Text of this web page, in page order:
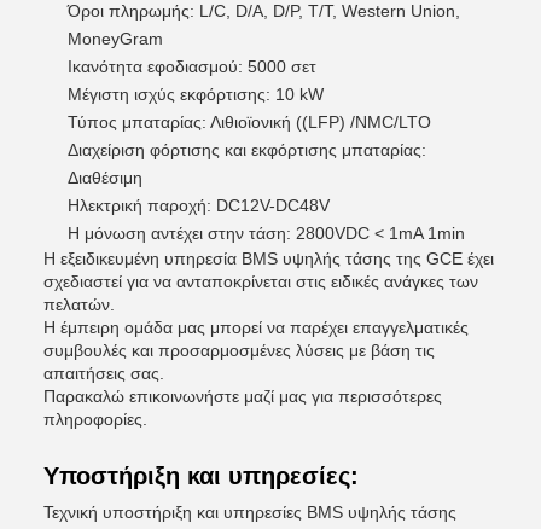
Όροι πληρωμής: L/C, D/A, D/P, T/T, Western Union,
MoneyGram
Ικανότητα εφοδιασμού: 5000 σετ
Μέγιστη ισχύς εκφόρτισης: 10 kW
Τύπος μπαταρίας: Λιθιοϊονική ((LFP) /NMC/LTO
Διαχείριση φόρτισης και εκφόρτισης μπαταρίας:
Διαθέσιμη
Ηλεκτρική παροχή: DC12V-DC48V
Η μόνωση αντέχει στην τάση: 2800VDC < 1mA 1min
Η εξειδικευμένη υπηρεσία BMS υψηλής τάσης της GCE έχει
σχεδιαστεί για να ανταποκρίνεται στις ειδικές ανάγκες των
πελατών.
Η έμπειρη ομάδα μας μπορεί να παρέχει επαγγελματικές
συμβουλές και προσαρμοσμένες λύσεις με βάση τις
απαιτήσεις σας.
Παρακαλώ επικοινωνήστε μαζί μας για περισσότερες
πληροφορίες.
Υποστήριξη και υπηρεσίες:
Τεχνική υποστήριξη και υπηρεσίες BMS υψηλής τάσης